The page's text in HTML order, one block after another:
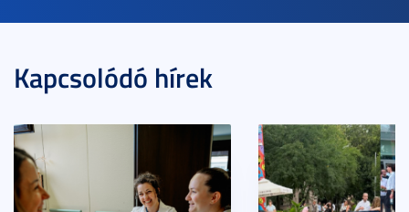
Kapcsolódó hírek